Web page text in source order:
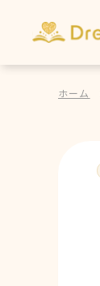
ホーム